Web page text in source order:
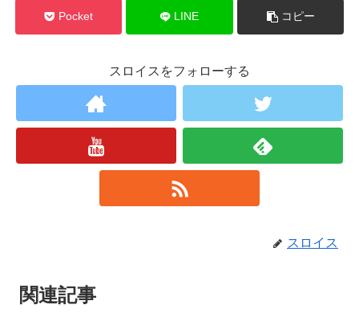
Pocket LINE コピー
スロイスをフォローする
スロイス
関連記事